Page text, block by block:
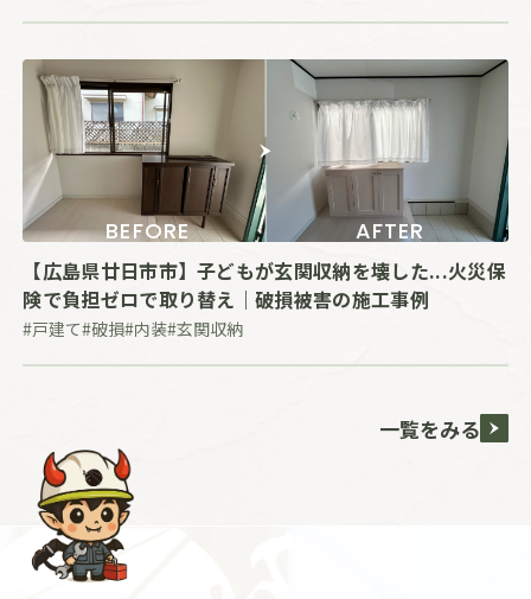
BEFORE AFTER
【広島県廿日市市】子どもが玄関収納を壊した...火災保
険で負担ゼロで取り替え｜破損被害の施工事例
#戸建て#破損#内装#玄関収納
一覧をみる